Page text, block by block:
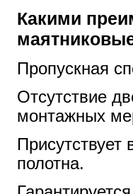
Какими
Пропускная
Отсутствие
монтажных
Присутствует
полотна.